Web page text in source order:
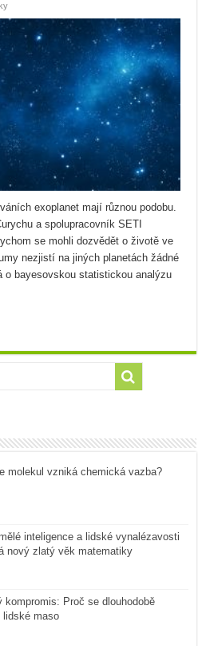
exoplanet mají různou podobu.
a spolupracovník SETI
se mohli dozvědět o životě ve
nezjistí na jiných planetách žádné
o bayesovskou statistickou analýzu
molekul vzniká chemická vazba?
inteligence a lidské vynalézavosti
nový zlatý věk matematiky
kompromis: Proč se dlouhodobě
maso